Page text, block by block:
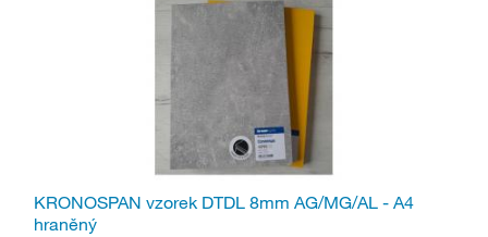
KRONOSPAN vzorek DTDL 8mm AG/MG/AL - A4
hraněný